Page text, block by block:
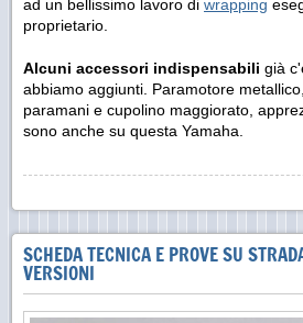
ad un bellissimo lavoro di wrapping
proprietario.
Alcuni accessori indispensabili già
abbiamo aggiunti. Paramotore
paramani e cupolino maggiorato,
sono anche su questa Yamaha.
SCHEDA TECNICA E PROVE SU
VERSIONI